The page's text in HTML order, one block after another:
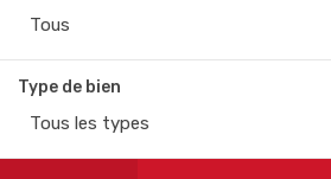
Tous
Type de bien
Tous les types